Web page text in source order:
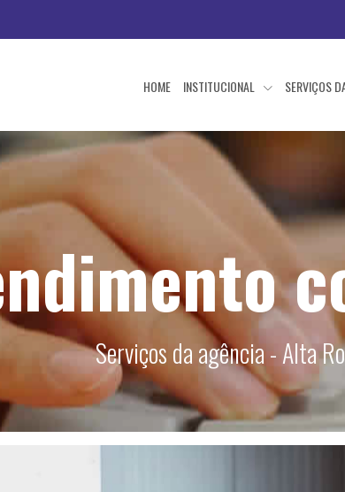
HOME INSTITUCIONAL SERVIÇOS
Serviços da agência - Alta